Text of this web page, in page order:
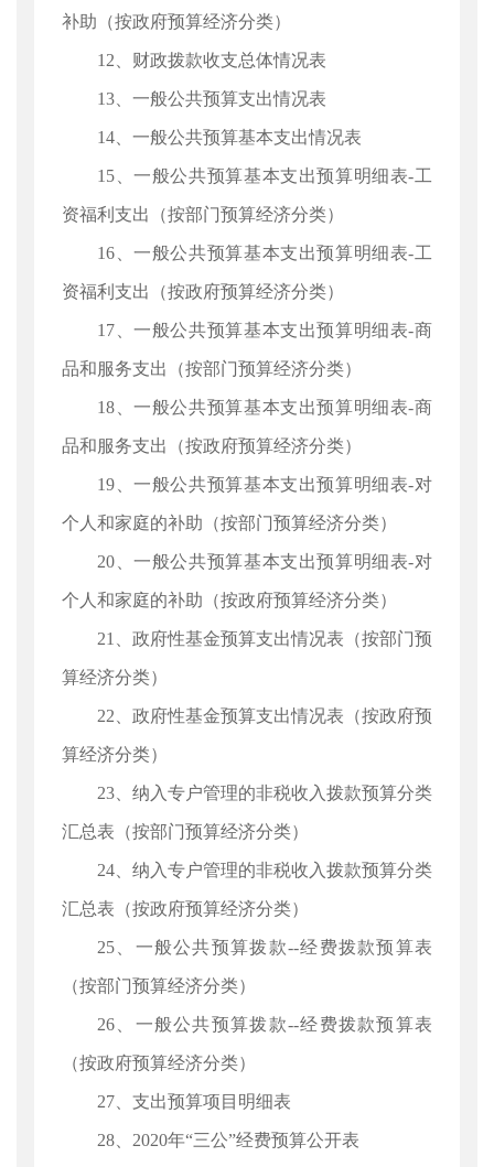
补助（按政府预算经济分类）
12、财政拨款收支总体情况表
13、一般公共预算支出情况表
14、一般公共预算基本支出情况表
15、一般公共预算基本支出预算明细表-工
资福利支出（按部门预算经济分类）
16、一般公共预算基本支出预算明细表-工
资福利支出（按政府预算经济分类）
17、一般公共预算基本支出预算明细表-商
品和服务支出（按部门预算经济分类）
18、一般公共预算基本支出预算明细表-商
品和服务支出（按政府预算经济分类）
19、一般公共预算基本支出预算明细表-对
个人和家庭的补助（按部门预算经济分类）
20、一般公共预算基本支出预算明细表-对
个人和家庭的补助（按政府预算经济分类）
21、政府性基金预算支出情况表（按部门预
算经济分类）
22、政府性基金预算支出情况表（按政府预
算经济分类）
23、纳入专户管理的非税收入拨款预算分类
汇总表（按部门预算经济分类）
24、纳入专户管理的非税收入拨款预算分类
汇总表（按政府预算经济分类）
25、一般公共预算拨款--经费拨款预算表
（按部门预算经济分类）
26、一般公共预算拨款--经费拨款预算表
（按政府预算经济分类）
27、支出预算项目明细表
28、2020年“三公”经费预算公开表